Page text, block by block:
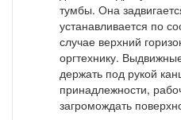
тумбы. Она
устанавливается по
случае верхний
оргтехнику.
держать под рукой
принадлежности,
загромождать